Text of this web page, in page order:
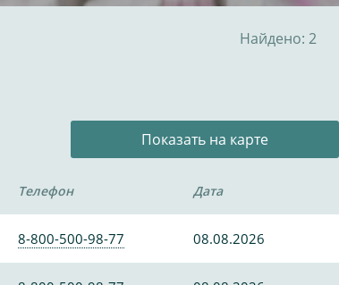
Найдено: 2
Показать на карте
Телефон Дата
8-800-500-98-77 08.08.2026